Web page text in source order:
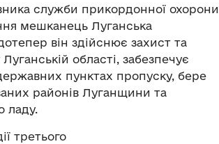
служби прикордонної охорони
мешканець Луганська
він здійснює захист та
області, забезпечує
пунктах пропуску, бере
районів Луганщини та
ладу.
третього